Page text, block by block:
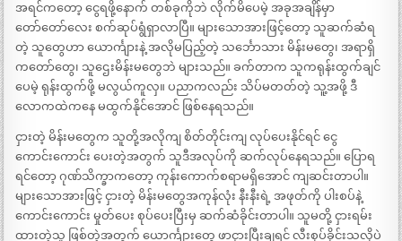
အရင်ကတော့ ငွေရဖို့နောက် တစ်ခုကိုဘဲ လိုက်မိပေမဲ့ အခုအချိန်မှာ
တော်တော်လေး စက်ဆုပ်ရွံရှာလာပြီ။ များသောအားဖြင့်တော့ သူဆက်ဆံရ
တဲ့ သူတွေဟာ ယောင်္ကျားနဲ့ အလိုမပြည့်တဲ့ သင်္ဘောသား မိန်းမတွေ၊ အရာရှိ
ကတော်တွေ၊ သူဌေးမိန်းမတွေဘဲ များသည်။ ခက်တာက သူကရုန်းထွက်ချင်
ပေမဲ့ ရုန်းထွက်ဖို့ မလွယ်ကူလှ။ ပညာကလည်း သိပ်မတတ်တဲ့ သူ့အဖို့ ဒီ
လောကထဲကနေ မထွက်နိုင်အောင် ဖြစ်နေရသည်။
ငှားတဲ့ မိန်းမတွေက သူတို့အလိုကျ စိတ်တိုင်းကျ လုပ်ပေးနိုင်ရင် ငွေ
ကောင်းကောင်း ပေးတဲ့အတွက် သူဒီအလုပ်ကို ဆက်လုပ်နေရသည်။ ပြောရ
ရင်တော့ ဂုဏ်သိက္ခာကတော့ ကုန်းကောက်စရာမရှိအောင် ကျဆင်းတာပါ။
များသောအားဖြင့် ငှားတဲ့ မိန်းမတွေအကုန်လုံး နီးနီးရဲ့ အဖုတ်ကို ပါးစပ်နဲ့
ကောင်းကောင်း မှုတ်ပေး စုပ်ပေးပြီးမှ ဆက်ဆံခိုင်းတာပါ။ သူမတို့ ငှားရမ်း
ထားတဲ့သူ ဖြစ်တဲ့အတွက် ယောင်္ကျားတွေ ဖာငှားပြီးချရင် လီးစုပ်ခိုင်းသလိုပဲ